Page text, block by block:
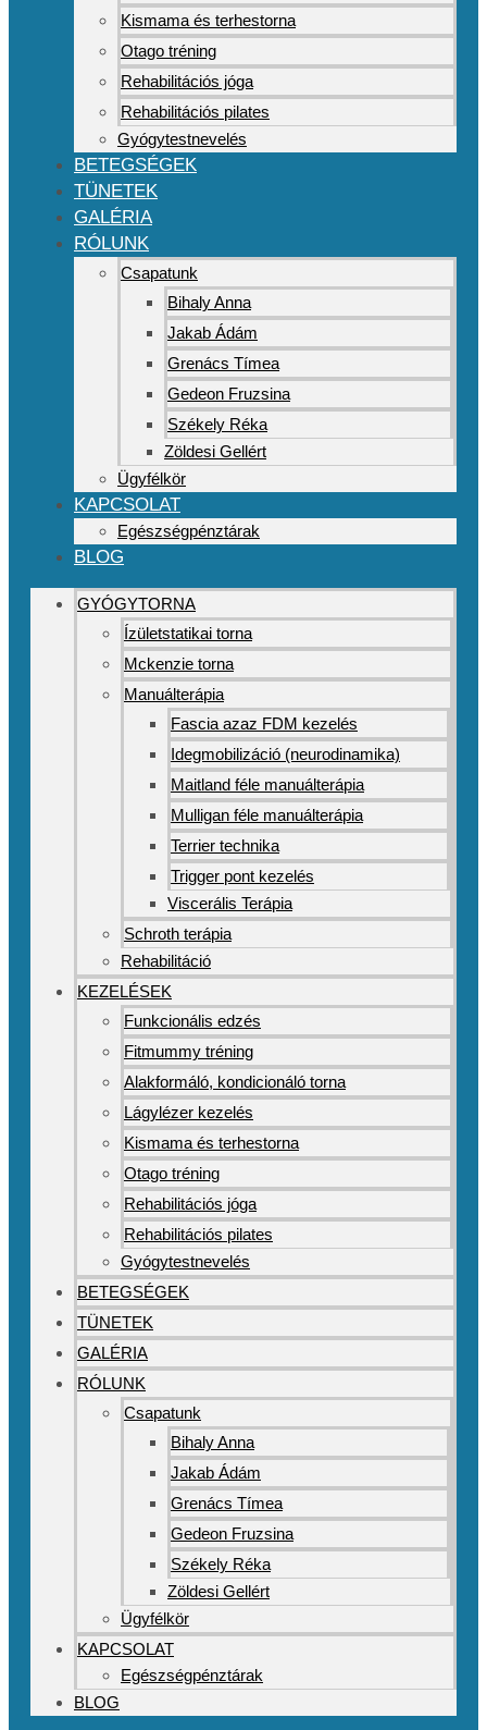
Kismama és terhestorna
Otago tréning
Rehabilitációs jóga
Rehabilitációs pilates
Gyógytestnevelés
BETEGSÉGEK
TÜNETEK
GALÉRIA
RÓLUNK
Csapatunk
Bihaly Anna
Jakab Ádám
Grenács Tímea
Gedeon Fruzsina
Székely Réka
Zöldesi Gellért
Ügyfélkör
KAPCSOLAT
Egészségpénztárak
BLOG
GYÓGYTORNA
Ízületstatikai torna
Mckenzie torna
Manuálterápia
Fascia azaz FDM kezelés
Idegmobilizáció (neurodinamika)
Maitland féle manuálterápia
Mulligan féle manuálterápia
Terrier technika
Trigger pont kezelés
Viscerális Terápia
Schroth terápia
Rehabilitáció
KEZELÉSEK
Funkcionális edzés
Fitmummy tréning
Alakformáló, kondicionáló torna
Lágylézer kezelés
Kismama és terhestorna
Otago tréning
Rehabilitációs jóga
Rehabilitációs pilates
Gyógytestnevelés
BETEGSÉGEK
TÜNETEK
GALÉRIA
RÓLUNK
Csapatunk
Bihaly Anna
Jakab Ádám
Grenács Tímea
Gedeon Fruzsina
Székely Réka
Zöldesi Gellért
Ügyfélkör
KAPCSOLAT
Egészségpénztárak
BLOG